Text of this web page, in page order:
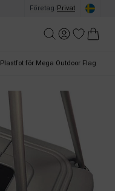
Företag Privat
Plastfot för Mega Outdoor Flag